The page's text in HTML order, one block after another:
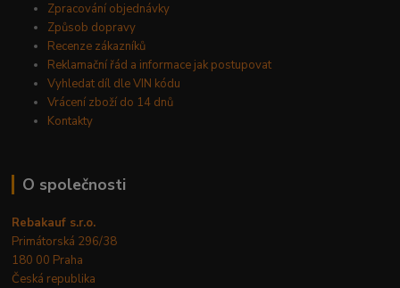
Zpracování objednávky
Způsob dopravy
Recenze zákazníků
Reklamační řád a informace jak postupovat
Vyhledat díl dle VIN kódu
Vrácení zboží do 14 dnů
Kontakty
O společnosti
Rebakauf s.r.o.
Primátorská 296/38
180 00 Praha
Česká republika